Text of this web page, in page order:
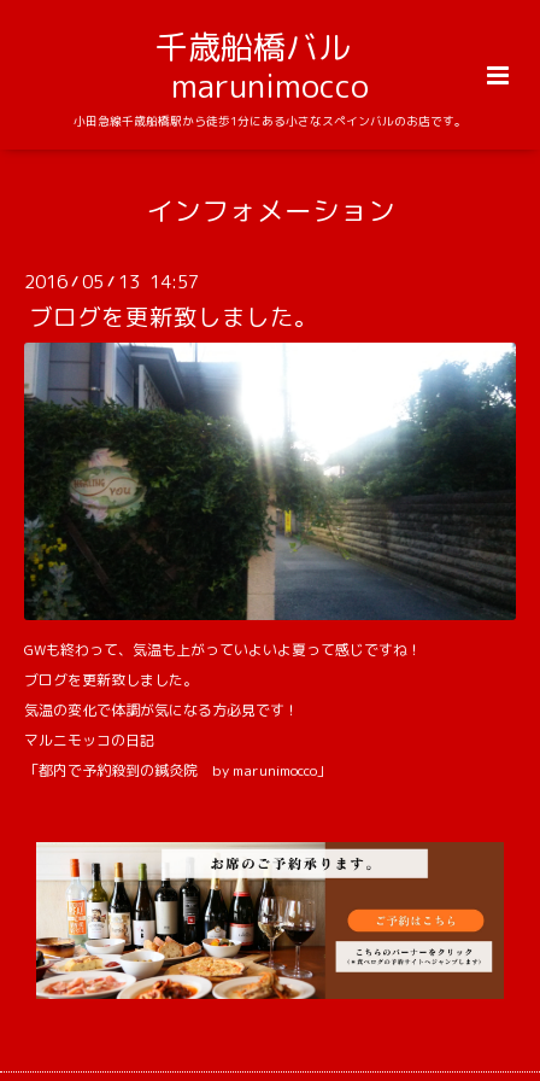
千歳船橋バル
marunimocco
小田急線千歳船橋駅から徒歩1分にある小さなスペインバルのお店です。
インフォメーション
2016/05 / 13 14:57
ブログを更新致しました。
GWも終わって、気温も上がっていよいよ夏って感じですね！
ブログを更新致しました。
気温の変化で体調が気になる方必見です！
マルニモッコの日記
「都内で予約殺到の鍼灸院 by marunimocco」